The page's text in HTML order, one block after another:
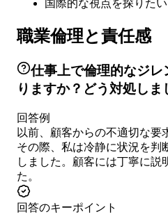
国際的な視点を探りたい
職業倫理と責任感
仕事上で倫理的なジ
りますか？どう対処しま
回答例
以前、顧客からの不適切な
その際、私は冷静に状況を判
しました。顧客には丁寧に
た。
回答のキーポイント